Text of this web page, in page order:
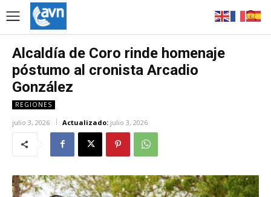
Alcaldía de Coro rinde homenaje
póstumo al cronista Arcadio
González
REGIONES
julio 3, 2026 Actualizado: julio 3, 2026